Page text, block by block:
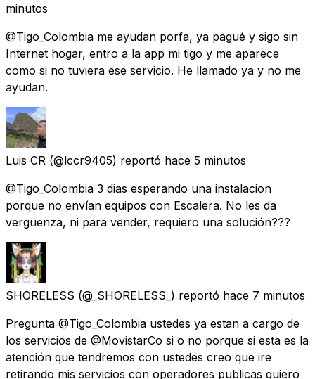
minutos
@Tigo_Colombia me ayudan porfa, ya pagué y sigo sin
Internet hogar, entro a la app mi tigo y me aparece
como si no tuviera ese servicio. He llamado ya y no me
ayudan.
Luis CR (@lccr9405) reportó hace 5 minutos
@Tigo_Colombia 3 dias esperando una instalacion
porque no envían equipos con Escalera. No les da
vergüenza, ni para vender, requiero una solución???
SHORELESS (@_SHORELESS_) reportó hace 7 minutos
Pregunta @Tigo_Colombia ustedes ya estan a cargo de
los servicios de @MovistarCo si o no porque si esta es la
atención que tendremos con ustedes creo que ire
retirando mis servicios con operadores publicas quiero